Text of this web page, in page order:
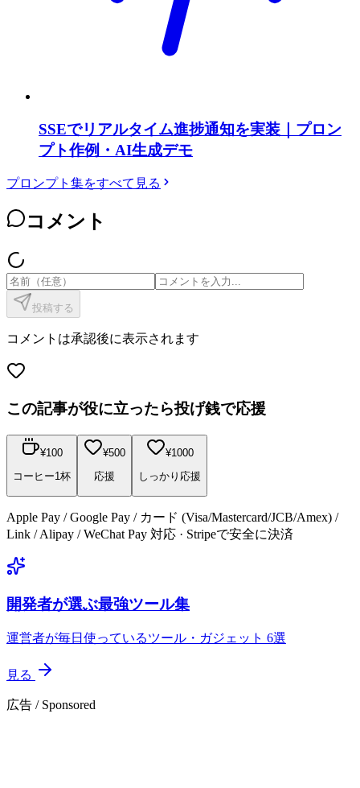
SSEでリアルタイム進捗通知を実装｜プロン
プト作例・AI生成デモ
プロンプト集をすべて見る
コメント
投稿する
コメントは承認後に表示されます
この記事が役に立ったら投げ銭で応援
¥100
コーヒー1杯
¥500
応援
¥1000
しっかり応援
Apple Pay / Google Pay / カード (Visa/Mastercard/JCB/Amex) /
Link / Alipay / WeChat Pay 対応 · Stripeで安全に決済
開発者が選ぶ最強ツール集
運営者が毎日使っているツール・ガジェット 6選
見る
広告 / Sponsored